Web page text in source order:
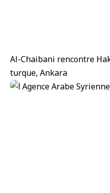
Al-Chaibani rencontre
turque, Ankara